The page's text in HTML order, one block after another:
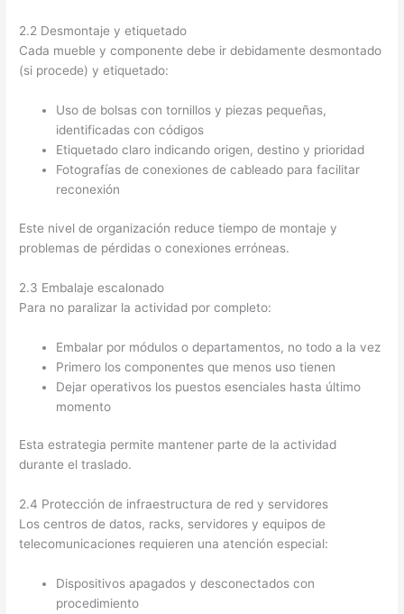
2.2 Desmontaje y etiquetado
Cada mueble y componente debe ir debidamente desmontado
(si procede) y etiquetado:
Uso de bolsas con tornillos y piezas pequeñas,
identificadas con códigos
Etiquetado claro indicando origen, destino y prioridad
Fotografías de conexiones de cableado para facilitar
reconexión
Este nivel de organización reduce tiempo de montaje y
problemas de pérdidas o conexiones erróneas.
2.3 Embalaje escalonado
Para no paralizar la actividad por completo:
Embalar por módulos o departamentos, no todo a la vez
Primero los componentes que menos uso tienen
Dejar operativos los puestos esenciales hasta último
momento
Esta estrategia permite mantener parte de la actividad
durante el traslado.
2.4 Protección de infraestructura de red y servidores
Los centros de datos, racks, servidores y equipos de
telecomunicaciones requieren una atención especial:
Dispositivos apagados y desconectados con
procedimiento